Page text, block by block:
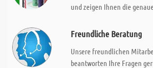
und zeigen Ihnen die
Freundliche Beratung
Unsere freundlichen
beantworten Ihre Fragen